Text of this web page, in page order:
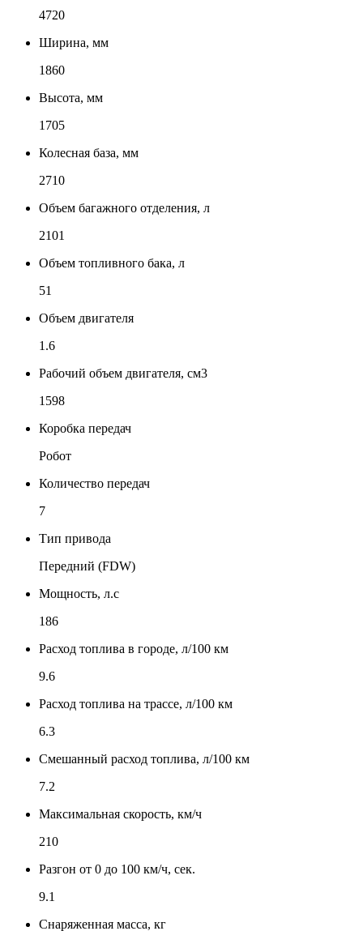
4720
Ширина, мм
1860
Высота, мм
1705
Колесная база, мм
2710
Объем багажного отделения, л
2101
Объем топливного бака, л
51
Объем двигателя
1.6
Рабочий объем двигателя, см3
1598
Коробка передач
Робот
Количество передач
7
Тип привода
Передний (FDW)
Мощность, л.с
186
Расход топлива в городе, л/100 км
9.6
Расход топлива на трассе, л/100 км
6.3
Смешанный расход топлива, л/100 км
7.2
Максимальная скорость, км/ч
210
Разгон от 0 до 100 км/ч, сек.
9.1
Снаряженная масса, кг